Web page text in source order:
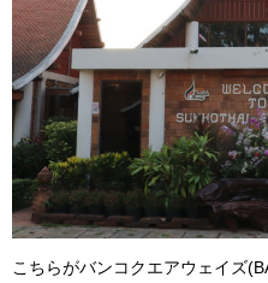
こちらがバンコクエアウェイズ